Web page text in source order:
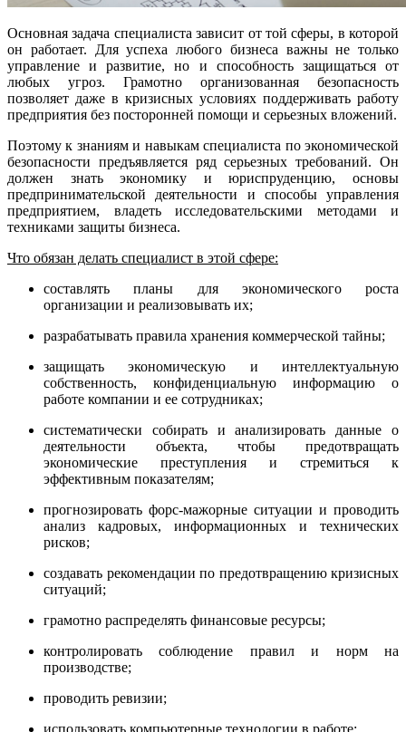
Основная задача специалиста зависит от той сферы, в которой
он работает. Для успеха любого бизнеса важны не только
управление и развитие, но и способность защищаться от
любых угроз. Грамотно организованная безопасность
позволяет даже в кризисных условиях поддерживать работу
предприятия без посторонней помощи и серьезных вложений.
Поэтому к знаниям и навыкам специалиста по экономической
безопасности предъявляется ряд серьезных требований. Он
должен знать экономику и юриспруденцию, основы
предпринимательской деятельности и способы управления
предприятием, владеть исследовательскими методами и
техниками защиты бизнеса.
Что обязан делать специалист в этой сфере:
составлять планы для экономического роста
организации и реализовывать их;
разрабатывать правила хранения коммерческой тайны;
защищать экономическую и интеллектуальную
собственность, конфиденциальную информацию о
работе компании и ее сотрудниках;
систематически собирать и анализировать данные о
деятельности объекта, чтобы предотвращать
экономические преступления и стремиться к
эффективным показателям;
прогнозировать форс-мажорные ситуации и проводить
анализ кадровых, информационных и технических
рисков;
создавать рекомендации по предотвращению кризисных
ситуаций;
грамотно распределять финансовые ресурсы;
контролировать соблюдение правил и норм на
производстве;
проводить ревизии;